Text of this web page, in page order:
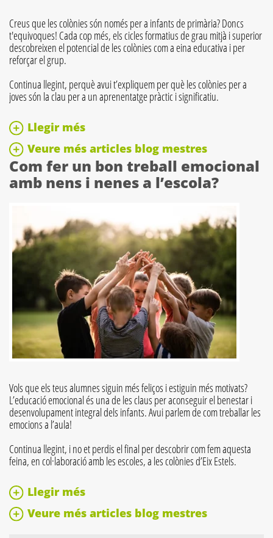
Creus que les colònies són només per a infants de primària? Doncs
t'equivoques! Cada cop més, els cicles formatius de grau mitjà i superior
descobreixen el potencial de les colònies com a eina educativa i per
reforçar el grup.
Continua llegint, perquè avui t’expliquem per què les colònies per a
joves són la clau per a un aprenentatge pràctic i significatiu.
Llegir més
Veure més articles blog mestres
Com fer un bon treball emocional
amb nens i nenes a l’escola?
Vols que els teus alumnes siguin més feliços i estiguin més motivats?
L’educació emocional és una de les claus per aconseguir el benestar i
desenvolupament integral dels infants. Avui parlem de com treballar les
emocions a l’aula!
Continua llegint, i no et perdis el final per descobrir com fem aquesta
feina, en col·laboració amb les escoles, a les colònies d’Eix Estels.
Llegir més
Veure més articles blog mestres